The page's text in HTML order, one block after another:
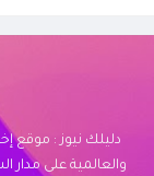
دليلك نيوز : موقع
والعالمية على مدار